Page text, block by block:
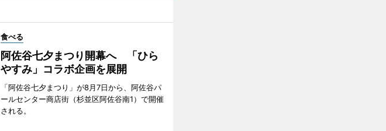
食べる
阿佐谷七夕まつり開幕へ 「ひら
やすみ」コラボ企画を展開
「阿佐谷七夕まつり」が8月7日から、阿佐谷パ
ールセンター商店街（杉並区阿佐谷南1）で開催
される。